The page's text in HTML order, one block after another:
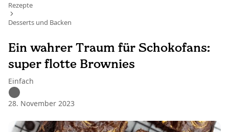
Rezepte
Desserts und Backen
Ein wahrer Traum für Schokofans:
super flotte Brownies
Einfach
28. November 2023